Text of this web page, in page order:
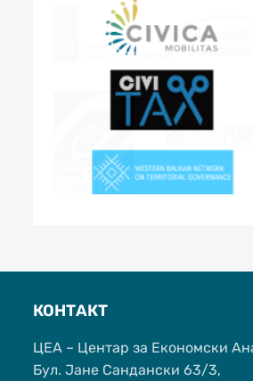
КОНТАКТ
ЦЕА – Центар за Економски
Бул. Јане Сандански 63/3,